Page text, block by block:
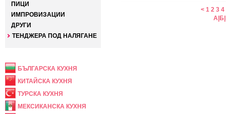
ПИЦИ
ИМПРОВИЗАЦИИ
ДРУГИ
ТЕНДЖЕРА ПОД НАЛЯГАНЕ
БЪЛГАРСКА КУХНЯ
КИТАЙСКА КУХНЯ
ТУРСКА КУХНЯ
МЕКСИКАНСКА КУХНЯ
< 1 2 3 4
А Б